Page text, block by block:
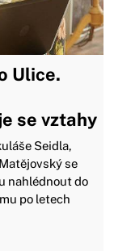
Ulice.
se vztahy
Seidla,
se
nahlédnout do
po letech